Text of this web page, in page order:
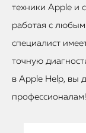
техники Apple и
работая с
специалист
точную
в Apple Help, вы
профессионалам!